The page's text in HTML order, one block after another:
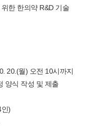
한 한의약 R&D 기술
20.(월) 오전 10시까지
양식 작성 및 제출
)